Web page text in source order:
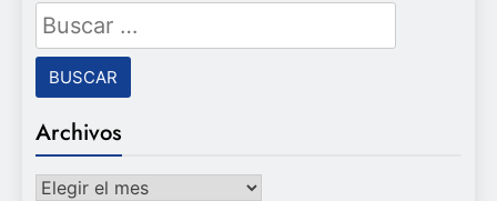
Buscar:
Archivos
Archivos